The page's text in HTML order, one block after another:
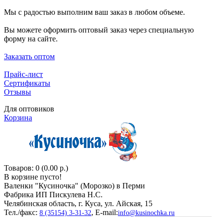
Мы с радостью выполним ваш заказ в любом объеме.
Вы можете оформить оптовый заказ через специальную
форму на сайте.
Заказать оптом
Прайс-лист
Сертификаты
Отзывы
Для оптовиков
Корзина
Товаров: 0 (0.00 р.)
В корзине пусто!
Валенки "Кусиночкa" (Морозко) в Перми
Фабрика ИП Пискулева Н.С.
Челябинская область, г. Куса, ул. Айская, 15
Тел./факс: 8 (35154) 3-31-32, E-mail:info@kusinochka.ru